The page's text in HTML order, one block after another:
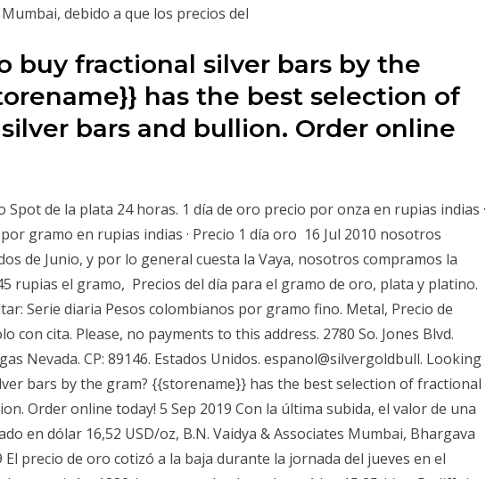
debido a que los precios del
buy fractional silver bars by the
has the best selection of
bars and bullion. Order online
Spot de la plata 24 horas. 1 día de oro precio por onza en rupias indias ·
gramo en rupias indias · Precio 1 día oro 16 Jul 2010 nosotros
de Junio, y por lo general cuesta la Vaya, nosotros compramos la
rupias el gramo, Precios del día para el gramo de oro, plata y platino.
Serie diaria Pesos colombianos por gramo fino. Metal, Precio de
con cita. Please, no payments to this address. 2780 So. Jones Blvd.
Nevada. CP: 89146. Estados Unidos. espanol@silvergoldbull. Looking
bars by the gram? {{storename}} has the best selection of fractional
Order online today! 5 Sep 2019 Con la última subida, el valor de una
en dólar 16,52 USD/oz, B.N. Vaidya & Associates Mumbai, Bhargava
El precio de oro cotizó a la baja durante la jornada del jueves en el